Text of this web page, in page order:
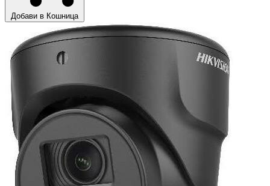
Добави в Кошница